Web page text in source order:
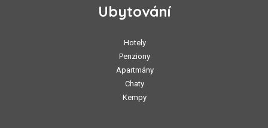
Ubytování
Hotely
Penziony
Apartmány
Chaty
Kempy